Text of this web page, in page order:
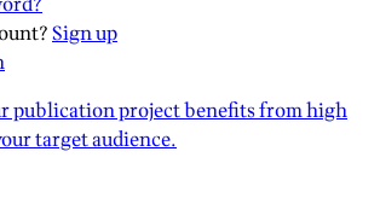
Sign up
publication project benefits from high
target audience.